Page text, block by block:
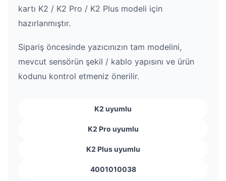
kartı K2 / K2 Pro / K2 Plus modeli için
hazırlanmıştır.
Sipariş öncesinde yazıcınızın tam modelini,
mevcut sensörün şekil / kablo yapısını ve ürün
kodunu kontrol etmeniz önerilir.
K2 uyumlu
K2 Pro uyumlu
K2 Plus uyumlu
4001010038